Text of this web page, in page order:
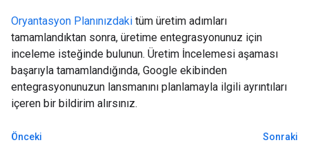
Oryantasyon Planınızdaki tüm üretim adımları
tamamlandıktan sonra, üretime entegrasyonunuz için
inceleme isteğinde bulunun. Üretim İncelemesi aşaması
başarıyla tamamlandığında, Google ekibinden
entegrasyonunuzun lansmanını planlamayla ilgili ayrıntıları
içeren bir bildirim alırsınız.
Önceki
Sonraki